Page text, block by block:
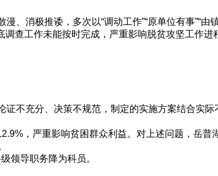
消极推诿，多次以“调动工作”“原单位有事”“由
查工作未能按时完成，严重影响脱贫攻坚工作进
不充分、决策不规范，制定的实施方案结合实际
，严重影响贫困群众利益。对上述问题，岳普
领导职务降为科员。